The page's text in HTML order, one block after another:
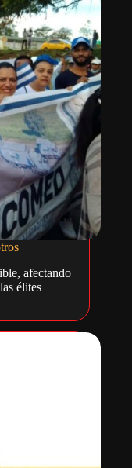
afectando
élites